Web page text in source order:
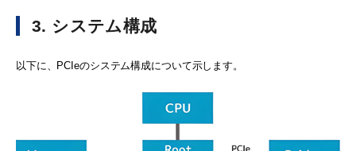
3. システム構成
以下に、PCIeのシステム構成について示します。